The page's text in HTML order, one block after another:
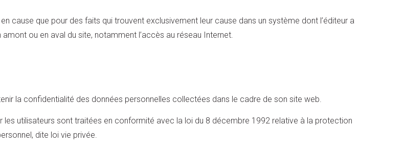
cause que pour des faits qui trouvent exclusivement leur cause dans un système dont l’éditeur a
ou en aval du site, notamment l’accès au réseau Internet.
la confidentialité des données personnelles collectées dans le cadre de son site web.
utilisateurs sont traitées en conformité avec la loi du 8 décembre 1992 relative à la protection
dite loi vie privée.